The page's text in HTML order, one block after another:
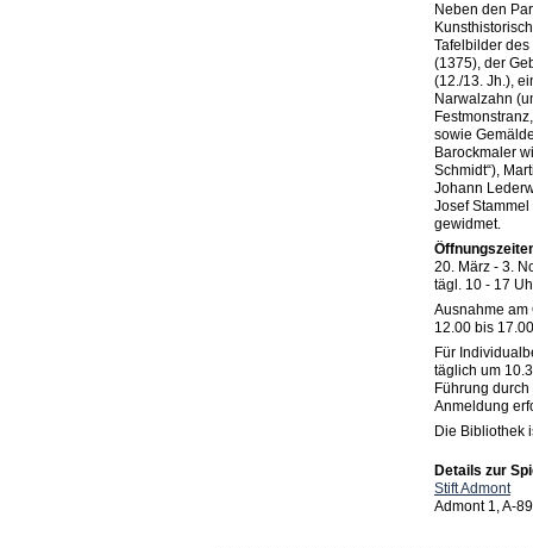
Neben den
Tafelbilder
(1375), der
(12./13. Jh.),
Narwalzahn
sowie
Barockmaler
Schmidt“),
Johann
Josef
gewidmet.
20. März - 3.
tägl. 10 - 17
Ausnahme am
12.00 bis
Für
täglich um
Führung
Anmeldung
Die Bibliothek
Details zur
Stift Admont
Admont 1, A-